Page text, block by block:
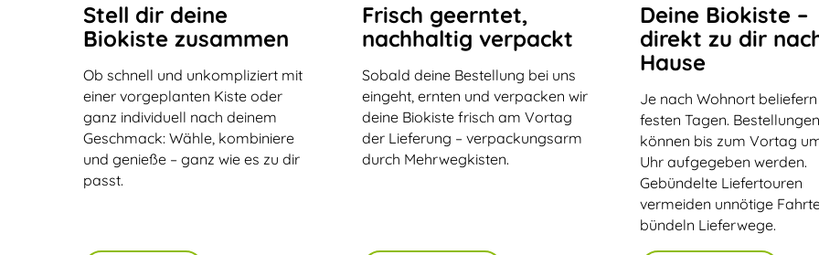
Stell dir deine
Biokiste zusammen
Ob schnell und unkompliziert mit
einer vorgeplanten Kiste oder
ganz individuell nach deinem
Geschmack: Wähle, kombiniere
und genieße – ganz wie es zu dir
passt.
Frisch geerntet,
nachhaltig verpackt
Sobald deine Bestellung bei uns
eingeht, ernten und verpacken wir
deine Biokiste frisch am Vortag
der Lieferung – verpackungsarm
durch Mehrwegkisten.
Deine Biokiste –
direkt zu dir
Hause
Je nach Wohnort
festen Tagen. Bestellungen
können bis zum Vortag
Uhr aufgegeben werden.
Gebündelte Liefertouren
vermeiden unnötige
bündeln Lieferwege.